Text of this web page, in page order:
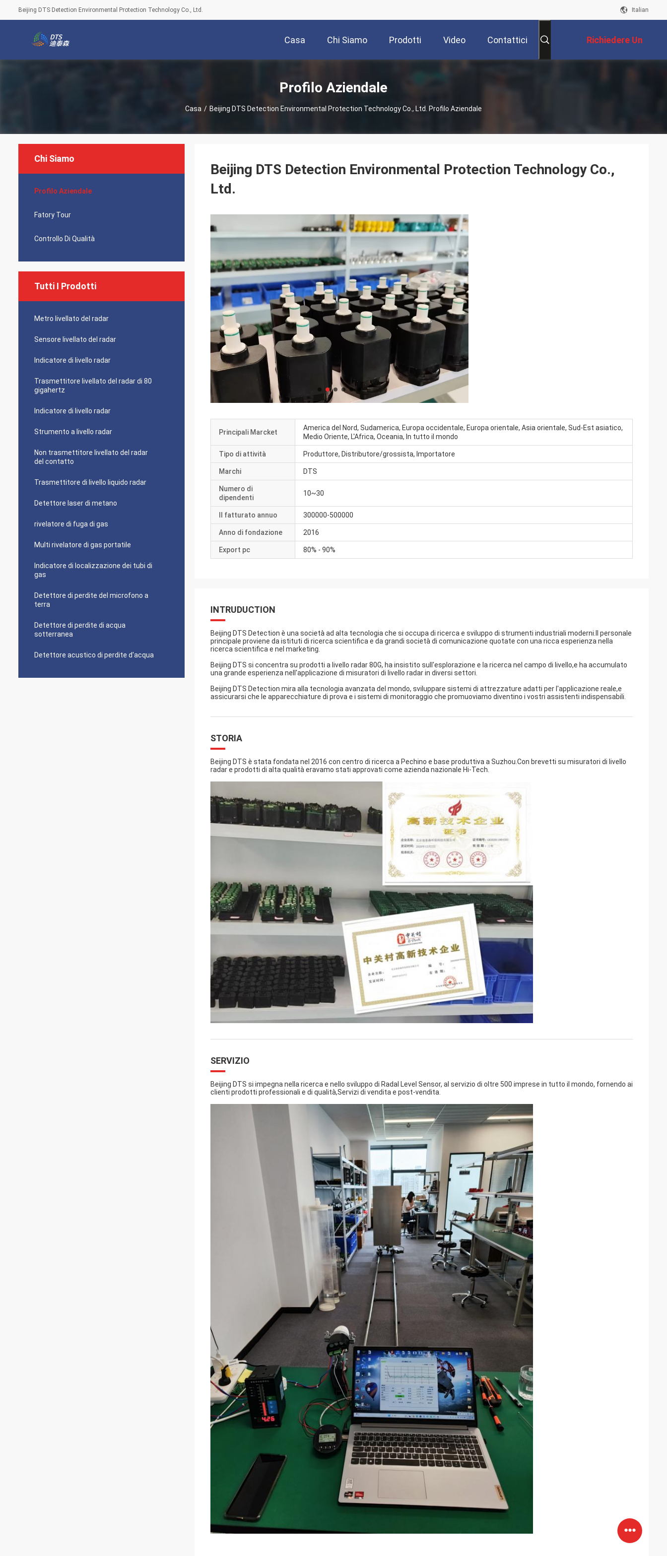
Beijing DTS Detection Environmental Protection Technology Co., Ltd. Italian
Casa Chi Siamo Prodotti Video Contattici Richiedere Un
Preventivo
Profilo Aziendale
Casa / Beijing DTS Detection Environmental Protection Technology Co., Ltd. Profilo Aziendale
Chi Siamo
Profilo Aziendale
Fatory Tour
Controllo Di Qualità
Tutti I Prodotti
Metro livellato del radar
Sensore livellato del radar
Indicatore di livello radar
Trasmettitore livellato del radar di 80
gigahertz
Indicatore di livello radar
Strumento a livello radar
Non trasmettitore livellato del radar
del contatto
Trasmettitore di livello liquido radar
Detettore laser di metano
rivelatore di fuga di gas
Multi rivelatore di gas portatile
Indicatore di localizzazione dei tubi di
gas
Detettore di perdite del microfono a
terra
Detettore di perdite di acqua
sotterranea
Detettore acustico di perdite d'acqua
Beijing DTS Detection Environmental Protection Technology Co.,
Ltd.
Principali Marcket
America del Nord, Sudamerica, Europa occidentale, Europa orientale, Asia orientale, Sud-Est asiatico,
Medio Oriente, L'Africa, Oceania, In tutto il mondo
Tipo di attività Produttore, Distributore/grossista, Importatore
Marchi DTS
Numero di
dipendenti
10~30
Il fatturato annuo 300000-500000
Anno di fondazione 2016
Export pc 80% - 90%
INTRUDUCTION
Beijing DTS Detection è una società ad alta tecnologia che si occupa di ricerca e sviluppo di strumenti industriali moderni.Il personale
principale proviene da istituti di ricerca scientifica e da grandi società di comunicazione quotate con una ricca esperienza nella
ricerca scientifica e nel marketing.
Beijing DTS si concentra su prodotti a livello radar 80G, ha insistito sull'esplorazione e la ricerca nel campo di livello,e ha accumulato
una grande esperienza nell'applicazione di misuratori di livello radar in diversi settori.
Beijing DTS Detection mira alla tecnologia avanzata del mondo, sviluppare sistemi di attrezzature adatti per l'applicazione reale,e
assicurarsi che le apparecchiature di prova e i sistemi di monitoraggio che promuoviamo diventino i vostri assistenti indispensabili.
STORIA
Beijing DTS è stata fondata nel 2016 con centro di ricerca a Pechino e base produttiva a Suzhou.Con brevetti su misuratori di livello
radar e prodotti di alta qualità eravamo stati approvati come azienda nazionale Hi-Tech.
SERVIZIO
Beijing DTS si impegna nella ricerca e nello sviluppo di Radal Level Sensor, al servizio di oltre 500 imprese in tutto il mondo, fornendo ai
clienti prodotti professionali e di qualità,Servizi di vendita e post-vendita.